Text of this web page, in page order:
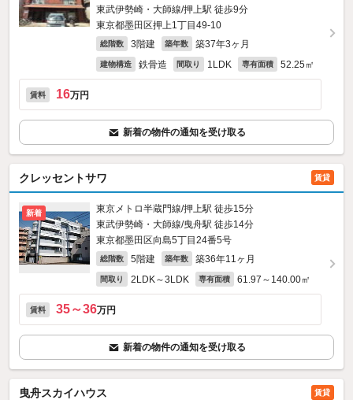
東武伊勢崎・大師線/押上駅 徒歩9分
東京都墨田区押上1丁目49-10
総階数 3階建 築年数 築37年3ヶ月
建物構造 鉄骨造 間取り 1LDK 専有面積 52.25㎡
賃料 16万円
新着の物件の通知を受け取る
クレッセントサワ 賃貸
新着
東京メトロ半蔵門線/押上駅 徒歩15分
東武伊勢崎・大師線/曳舟駅 徒歩14分
東京都墨田区向島5丁目24番5号
総階数 5階建 築年数 築36年11ヶ月
間取り 2LDK～3LDK 専有面積 61.97～140.00㎡
賃料 35～36万円
新着の物件の通知を受け取る
曳舟スカイハウス 賃貸